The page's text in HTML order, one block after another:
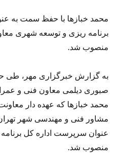
محمد خبازها با حفظ سمت به
برنامه ریزی و توسعه شهری
منصوب شد.
به گزارش خبرگزاری مهر، طی
صبوری دیلمی معاون فنی و
محمد خبازها که عهده دار
مشاور فنی و مهندسی شهر
عنوان سرپرست اداره کل
منصوب شد.